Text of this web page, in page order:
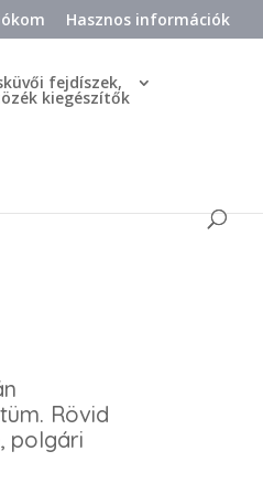
Hasznos információk
fejdíszek,
kiegészítők
Rövid
polgári